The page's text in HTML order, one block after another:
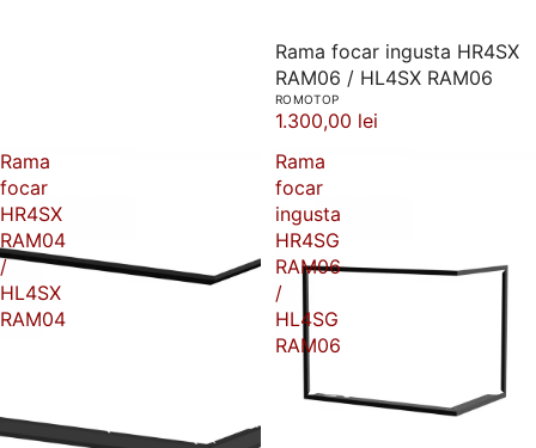
Rama focar ingusta HR4SX
RAM06 / HL4SX RAM06
ROMOTOP
1.300,00 lei
Rama
focar
HR4SX
RAM04
/
HL4SX
RAM04
Rama
focar
ingusta
HR4SG
RAM06
/
HL4SG
RAM06